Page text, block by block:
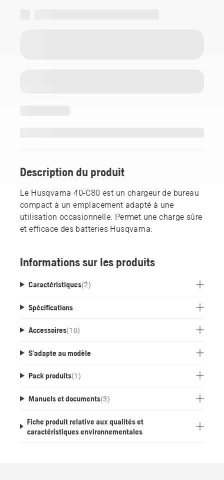
Description du produit
Le Husqvarna 40-C80 est un chargeur de bureau
compact à un emplacement adapté à une
utilisation occasionnelle. Permet une charge sûre
et efficace des batteries Husqvarna.
Informations sur les produits
Caractéristiques(2)
Spécifications
Accessoires(10)
S'adapte au modèle
Pack produits(1 )
Manuels et documents(3)
Fiche produit relative aux qualités et
caractéristiques environnementales